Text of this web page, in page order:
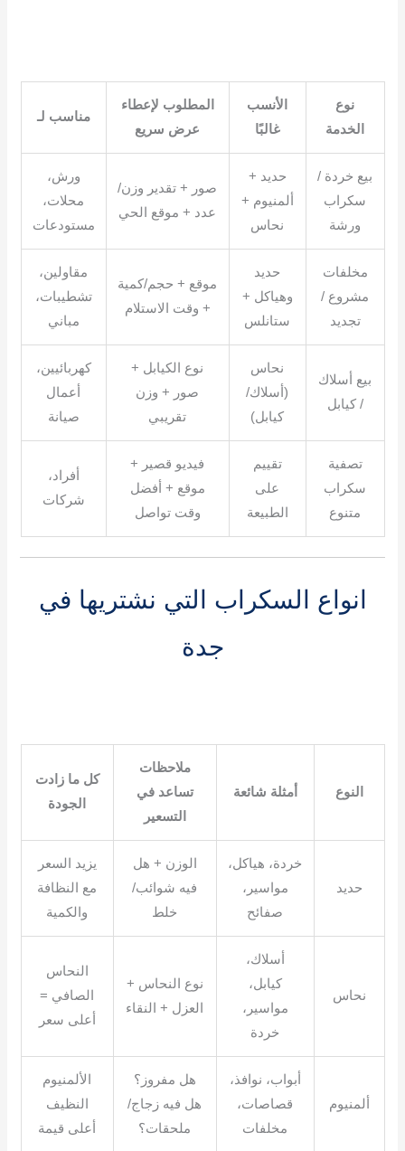
نوع
الخدمة
الأنسب
غالبًا
المطلوب لإعطاء
عرض سريع
مناسب لـ
بيع خردة /
سكراب
ورشة
حديد +
ألمنيوم +
نحاس
صور + تقدير وزن/
عدد + موقع الحي
ورش،
محلات،
مستودعات
مخلفات
مشروع /
تجديد
حديد
وهياكل +
ستانلس
موقع + حجم/كمية
+ وقت الاستلام
مقاولين،
تشطيبات،
مباني
بيع أسلاك
/ كيابل
نحاس
(أسلاك/
كيابل)
نوع الكيابل +
صور + وزن
تقريبي
كهربائيين،
أعمال
صيانة
تصفية
سكراب
متنوع
تقييم
على
الطبيعة
فيديو قصير +
موقع + أفضل
وقت تواصل
أفراد،
شركات
انواع السكراب التي نشتريها في
جدة
النوع أمثلة شائعة
ملاحظات
تساعد في
التسعير
كل ما زادت
الجودة
حديد
خردة، هياكل،
مواسير،
صفائح
الوزن + هل
فيه شوائب/
خلط
يزيد السعر
مع النظافة
والكمية
نحاس
أسلاك،
كيابل،
مواسير،
خردة
نوع النحاس +
العزل + النقاء
النحاس
الصافي =
أعلى سعر
ألمنيوم
أبواب، نوافذ،
قصاصات،
مخلفات
هل مفروز؟
هل فيه زجاج/
ملحقات؟
الألمنيوم
النظيف
أعلى قيمة